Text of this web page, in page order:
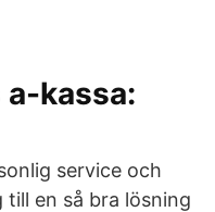
a-kassa:
service och
till en så bra lösning